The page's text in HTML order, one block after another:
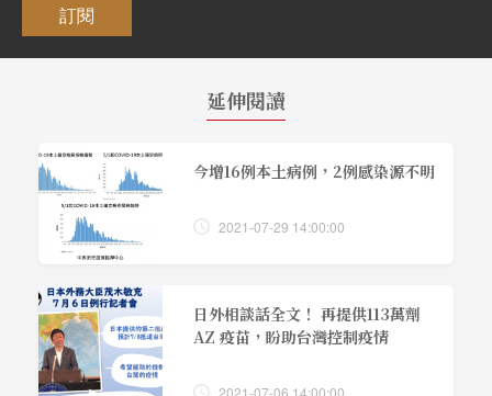
訂閱
延伸閱讀
今增16例本土病例，2例感染源不明
2021-07-29 14:00:00
日外相談話全文！ 再提供113萬劑
AZ 疫苗，盼助台灣控制疫情
2021-07-06 14:00:00